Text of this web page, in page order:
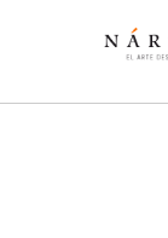
navegación